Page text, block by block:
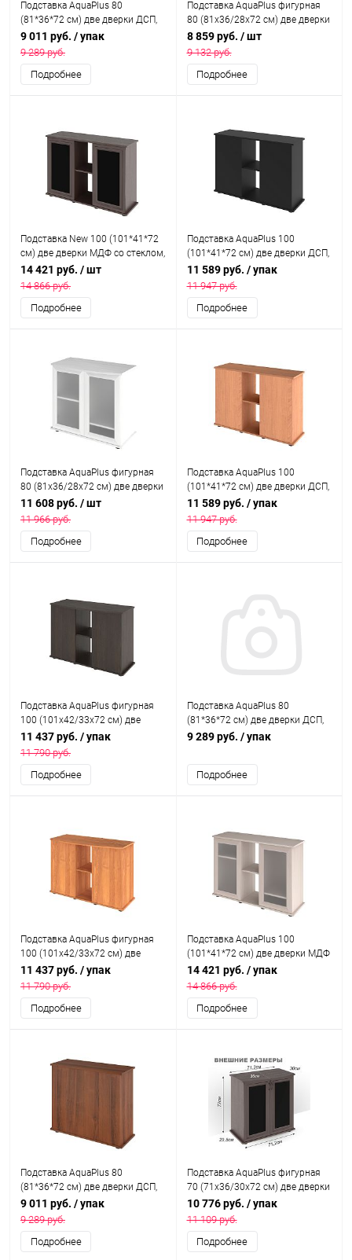
Подставка AquaPlus 80
(81*36*72 см) две дверки ДСП,
итальянский орех, в коробке,
подходит для модели
аквариума LUX П120
9 011 руб. / упак
9 289 руб.
Подробнее
Подставка AquaPlus фигурная
80 (81x36/28x72 см) две дверки
ДСП, орех, в коробке, подходит
для модели аквариума LUX
Ф115
8 859 руб. / шт
9 132 руб.
Подробнее
Пoдставка New 100 (101*41*72
см) две дверки МДФ со стеклом,
венге, собранная
14 421 руб. / шт
14 866 руб.
Подробнее
Подставка AquaPlus 100
(101*41*72 см) две дверки ДСП,
черная, в коробке, подходит для
модели аквариума LUX П200
11 589 руб. / упак
11 947 руб.
Подробнее
Подставка AquaPlus фигурная
80 (81x36/28x72 см) две дверки
МДФ со стеклом, белое дерево,
в коробке, подходит для
модели аквариума LUX Ф115
11 608 руб. / шт
11 966 руб.
Подробнее
Подставка AquaPlus 100
(101*41*72 см) две дверки ДСП,
бук, в коробке, подходит для
модели аквариума LUX П200
11 589 руб. / упак
11 947 руб.
Подробнее
Подставка AquaPlus фигурная
100 (101х42/33х72 см) две
дверки ДСП, венге, в коробке,
подходит для модели
аквариума LUX Ф170
11 437 руб. / упак
11 790 руб.
Подробнее
Подставка AquaPlus 80
(81*36*72 см) две дверки ДСП,
венге, в коробке, подходит для
9 289 руб. / упак
Подробнее
Подставка AquaPlus фигурная
100 (101х42/33х72 см) две
дверки ДСП, ольха, в коробке,
подходит для модели
аквариума LUX Ф170
11 437 руб. / упак
11 790 руб.
Подробнее
Подставка AquaPlus 100
(101*41*72 см) две дверки МДФ
со стеклом, выбеленный дуб, в
коробке, подходит для модели
аквариума LUX П200
14 421 руб. / упак
14 866 руб.
Подробнее
Подставка AquaPlus 80
(81*36*72 см) две дверки ДСП,
орех, в коробке, подходит для
модели аквариума LUX П120
9 011 руб. / упак
9 289 руб.
Подробнее
Подставка AquaPlus фигурная
70 (71x36/30x72 см) две дверки
МДФ со стеклом, венге, в
коробке, подходит для модели
аквариума LUX Ф105
10 776 руб. / упак
11 109 руб.
Подробнее